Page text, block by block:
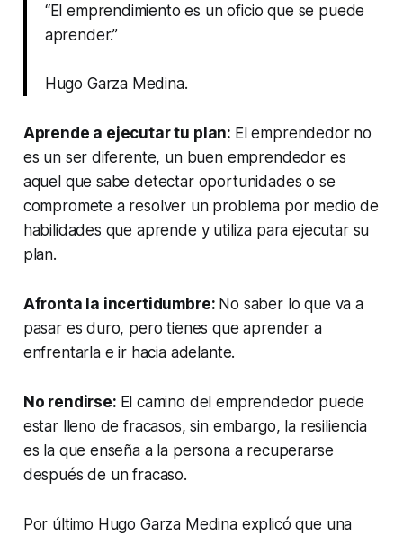
“El emprendimiento es un oficio que se puede
aprender.”
Hugo Garza Medina.
Aprende a ejecutar tu plan: El emprendedor no
es un ser diferente, un buen emprendedor es
aquel que sabe detectar oportunidades o se
compromete a resolver un problema por medio de
habilidades que aprende y utiliza para ejecutar su
plan.
Afronta la incertidumbre: No saber lo que va a
pasar es duro, pero tienes que aprender a
enfrentarla e ir hacia adelante.
No rendirse: El camino del emprendedor puede
estar lleno de fracasos, sin embargo, la resiliencia
es la que enseña a la persona a recuperarse
después de un fracaso.
Por último Hugo Garza Medina explicó que una